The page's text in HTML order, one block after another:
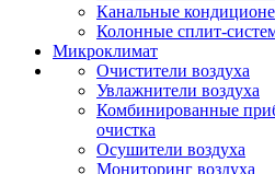
Канальные
Колонные сплит-
Микроклимат
Очистители воздуха
Увлажнители воздуха
Комбинированные
очистка
Осушители воздуха
Мониторинг воздуха